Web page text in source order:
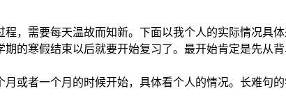
，需要每天温故而知新。下面以我个人的实际情况具体
的寒假结束以后就要开始复习了。最开始肯定是先从
或者一个月的时候开始，具体看个人的情况。长难句